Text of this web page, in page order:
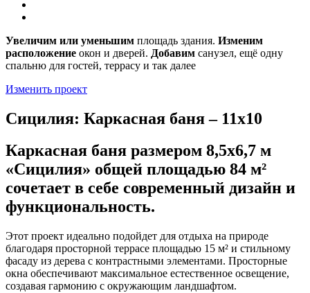
Увеличим или уменьшим площадь здания. Изменим
расположение окон и дверей. Добавим санузел, ещё одну
спальню для гостей, террасу и так далее
Изменить проект
Сицилия: Каркасная баня – 11х10
Каркасная баня размером 8,5х6,7 м
«Сицилия» общей площадью 84 м²
сочетает в себе современный дизайн и
функциональность.
Этот проект идеально подойдет для отдыха на природе
благодаря просторной террасе площадью 15 м² и стильному
фасаду из дерева с контрастными элементами. Просторные
окна обеспечивают максимальное естественное освещение,
создавая гармонию с окружающим ландшафтом.